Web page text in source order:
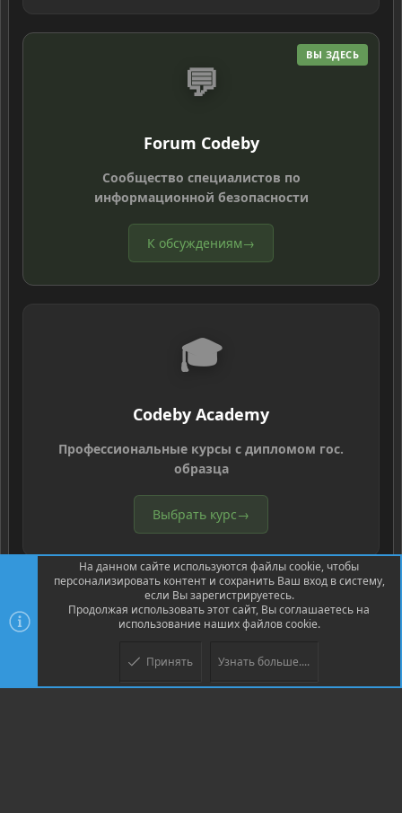
ВЫ ЗДЕСЬ
💬
Forum Codeby
Сообщество специалистов по
информационной безопасности
К обсуждениям→
🎓
Codeby Academy
Профессиональные курсы с дипломом гос.
образца
Выбрать курс→
Community platform by XenForo ® © 2010-2026 XenForo Ltd.
© Jason Axelrod of 8WAYRUN
На данном сайте используются файлы cookie, чтобы
персонализировать контент и сохранить Ваш вход в систему,
если Вы зарегистрируетесь.
Продолжая использовать этот сайт, Вы соглашаетесь на
использование наших файлов cookie.
Принять Узнать больше....